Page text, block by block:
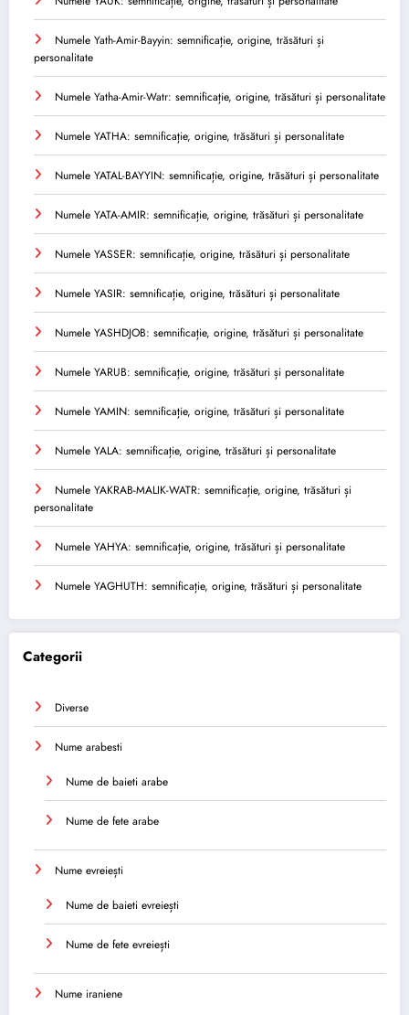
Numele Yath-Amir-Bayyin: semnificație, origine, trăsături și
personalitate
Numele Yatha-Amir-Watr: semnificație, origine, trăsături și personalitate
Numele YATHA: semnificație, origine, trăsături și personalitate
Numele YATAL-BAYYIN: semnificație, origine, trăsături și personalitate
Numele YATA-AMIR: semnificație, origine, trăsături și personalitate
Numele YASSER: semnificație, origine, trăsături și personalitate
Numele YASIR: semnificație, origine, trăsături și personalitate
Numele YASHDJOB: semnificație, origine, trăsături și personalitate
Numele YARUB: semnificație, origine, trăsături și personalitate
Numele YAMIN: semnificație, origine, trăsături și personalitate
Numele YALA: semnificație, origine, trăsături și personalitate
Numele YAKRAB-MALIK-WATR: semnificație, origine, trăsături și
personalitate
Numele YAHYA: semnificație, origine, trăsături și personalitate
Numele YAGHUTH: semnificație, origine, trăsături și personalitate
Categorii
Diverse
Nume arabesti
Nume de baieti arabe
Nume de fete arabe
Nume evreiești
Nume de baieti evreiești
Nume de fete evreiești
Nume iraniene